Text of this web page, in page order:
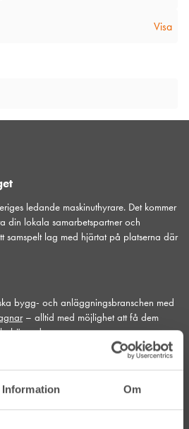
Information Om
Visa
ledande maskinuthyrare. Det kommer
din lokala samarbetspartner och
samspelt lag med hjärtat på platserna där
bygg- och anläggningsbranschen med
– alltid med möjlighet att få dem
dem.
det vanliga och problemlösning som gör
om maskiner, men alltid allra mest om
in till din närmsta depå!